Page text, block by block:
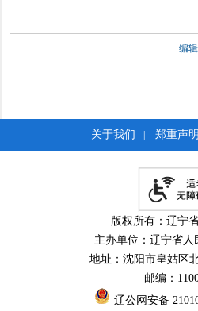
编
关于我们 郑重声明
版权所有：辽宁
主办单位：辽宁省人
地址：沈阳市皇姑区
邮编：
辽公网安备